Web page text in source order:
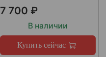
7 700 ₽
В наличии
Купить сейчас